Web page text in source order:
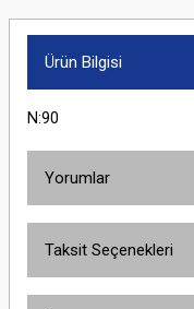
Ürün Bilgisi
N:90
Yorumlar
Taksit Seçenekleri